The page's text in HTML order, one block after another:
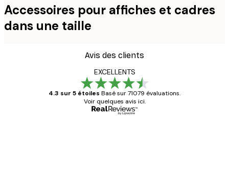
Accessoires pour affiches et cadres
dans une taille
Avis des clients
EXCELLENTS
4.3 sur 5 étoiles Basé sur 71079 évaluations.
Voir quelques avis ici.